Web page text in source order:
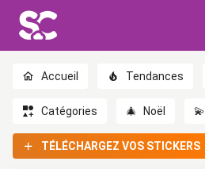
Accueil Tendances
Catégories 🎄 Noël 💫
TÉLÉCHARGEZ VOS STICKERS